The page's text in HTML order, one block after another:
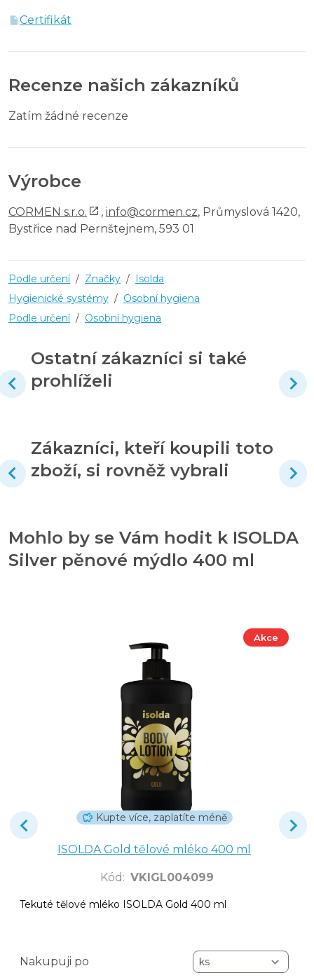
Certifikát
Recenze našich zákazníků
Zatím žádné recenze
Výrobce
CORMEN s.r.o. , info@cormen.cz, Průmyslová 1420,
Bystřice nad Pernštejnem, 593 01
Podle určení / Značky / Isolda
Hygienické systémy / Osobní hygiena
Podle určení / Osobní hygiena
Ostatní zákazníci si také
prohlíželi
Zákazníci, kteří koupili toto
zboží, si rovněž vybrali
Mohlo by se Vám hodit k ISOLDA
Silver pěnové mýdlo 400 ml
Akce
Kupte více, zaplatíte méně
ISOLDA Gold tělové mléko 400 ml
Kód : VKIGL004099
Tekuté tělové mléko ISOLDA Gold 400 ml
Nakupuji po